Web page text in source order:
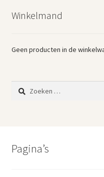
Winkelmand
Geen producten in de
Zoeken
naar:
Pagina’s